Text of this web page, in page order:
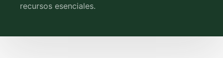
recursos esenciales.